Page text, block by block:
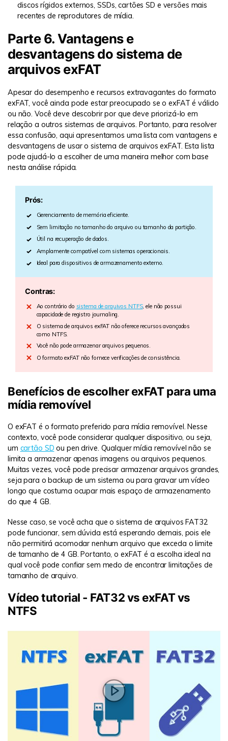
discos rígidos externos, SSDs, cartões SD e versões mais
recentes de reprodutores de mídia.
Parte 6. Vantagens e
desvantagens do sistema de
arquivos exFAT
Apesar do desempenho e recursos extravagantes do formato
exFAT, você ainda pode estar preocupado se o exFAT é válido
ou não. Você deve descobrir por que deve priorizá-lo em
relação a outros sistemas de arquivos. Portanto, para resolver
essa confusão, aqui apresentamos uma lista com vantagens e
desvantagens de usar o sistema de arquivos exFAT. Esta lista
pode ajudá-lo a escolher de uma maneira melhor com base
nesta análise rápida.
Prós:
Gerenciamento de memória eficiente.
Sem limitação no tamanho do arquivo ou tamanho da partição.
Útil na recuperação de dados.
Amplamente compatível com sistemas operacionais.
Ideal para dispositivos de armazenamento externo.
Contras:
Ao contrário do sistema de arquivos NTFS, ele não possui
capacidade de registro journaling.
O sistema de arquivos exFAT não oferece recursos avançados
como NTFS.
Você não pode armazenar arquivos pequenos.
O formato exFAT não fornece verificações de consistência.
Benefícios de escolher exFAT para uma
mídia removível
O exFAT é o formato preferido para mídia removível. Nesse
contexto, você pode considerar qualquer dispositivo, ou seja,
um cartão SD ou pen drive. Qualquer mídia removível não se
limita a armazenar apenas imagens ou arquivos pequenos.
Muitas vezes, você pode precisar armazenar arquivos grandes,
seja para o backup de um sistema ou para gravar um vídeo
longo que costuma ocupar mais espaço de armazenamento
do que 4 GB.
Nesse caso, se você acha que o sistema de arquivos FAT32
pode funcionar, sem dúvida está esperando demais, pois ele
não permitirá acomodar nenhum arquivo que exceda o limite
de tamanho de 4 GB. Portanto, o exFAT é a escolha ideal na
qual você pode confiar sem medo de encontrar limitações de
tamanho de arquivo.
Vídeo tutorial - FAT32 vs exFAT vs
NTFS